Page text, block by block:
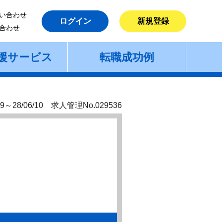
合わせ
わせ
ログイン 新規登録
サービス 転職成功例
～28/06/10 求人管理No.029536